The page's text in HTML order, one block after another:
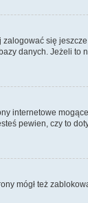
się
danych. Jeżeli
internetowe
pewien, czy to
mógł też